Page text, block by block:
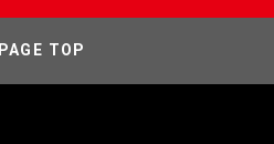
PAGE TOP